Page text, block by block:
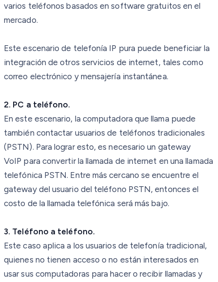
varios teléfonos basados en software gratuitos en el
mercado.
Este escenario de telefonía IP pura puede beneficiar la
integración de otros servicios de internet, tales como
correo electrónico y mensajería instantánea.
2. PC a teléfono.
En este escenario, la computadora que llama puede
también contactar usuarios de teléfonos tradicionales
(PSTN). Para lograr esto, es necesario un gateway
VoIP para convertir la llamada de internet en una llamada
telefónica PSTN. Entre más cercano se encuentre el
gateway del usuario del teléfono PSTN, entonces el
costo de la llamada telefónica será más bajo.
3. Teléfono a teléfono.
Este caso aplica a los usuarios de telefonía tradicional,
quienes no tienen acceso o no están interesados en
usar sus computadoras para hacer o recibir llamadas y